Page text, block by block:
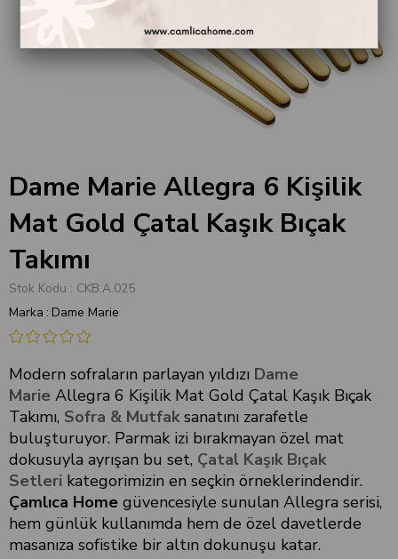
Dame Marie Allegra 6 Kişilik
Mat Gold Çatal Kaşık Bıçak
Takımı
Stok Kodu
CKB.A.025
Marka : Dame Marie
Modern sofraların parlayan yıldızı Dame
Marie Allegra 6 Kişilik Mat Gold Çatal Kaşık Bıçak
Takımı, Sofra & Mutfaksanatını zarafetle
buluşturuyor. Parmak izi bırakmayan özel mat
dokusuyla ayrışan bu set, Çatal Kaşık Bıçak
Setleri kategorimizin en seçkin örneklerindendir.
Çamlıca Home güvencesiyle sunulan Allegra serisi,
hem günlük kullanımda hem de özel davetlerde
masanıza sofistike bir altın dokunuşu katar.